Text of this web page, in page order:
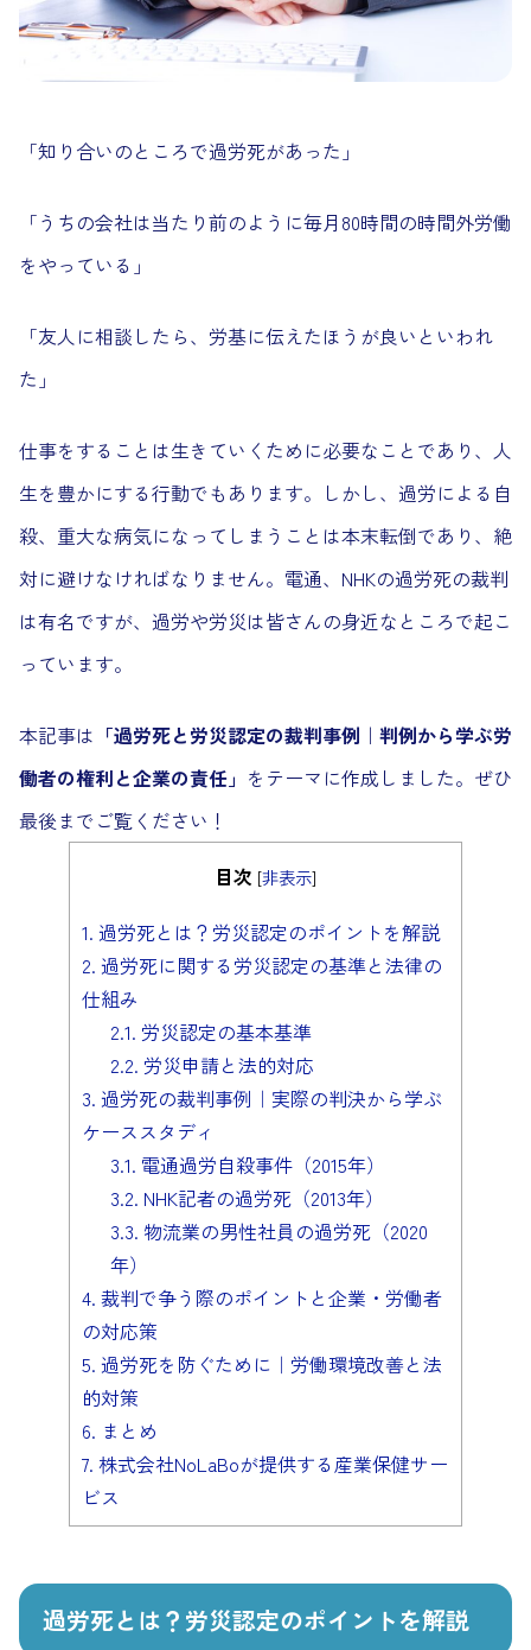
「知り合いのところで過労死があった」
「うちの会社は当たり前のように毎月80時間の時間外労働
をやっている」
「友人に相談したら、労基に伝えたほうが良いといわれ
た」
仕事をすることは生きていくために必要なことであり、人
生を豊かにする行動でもあります。しかし、過労による自
殺、重大な病気になってしまうことは本末転倒であり、絶
対に避けなければなりません。電通、NHKの過労死の裁判
は有名ですが、過労や労災は皆さんの身近なところで起こ
っています。
本記事は 「過労死と労災認定の裁判事例｜判例から学ぶ労
働者の権利と企業の責任」 をテーマに作成しました。ぜひ
最後までご覧ください！
目次 [非表示]
1. 過労死とは？労災認定のポイントを解説
2. 過労死に関する労災認定の基準と法律の
仕組み
2.1. 労災認定の基本基準
2.2. 労災申請と法的対応
3. 過労死の裁判事例｜実際の判決から学ぶ
ケーススタディ
3.1. 電通過労自殺事件（2015年）
3.2. NHK記者の過労死（2013年）
3.3. 物流業の男性社員の過労死（2020
年）
4. 裁判で争う際のポイントと企業・労働者
の対応策
5. 過労死を防ぐために｜労働環境改善と法
的対策
6. まとめ
7. 株式会社NoLaBoが提供する産業保健サー
ビス
過労死とは？労災認定のポイントを解説